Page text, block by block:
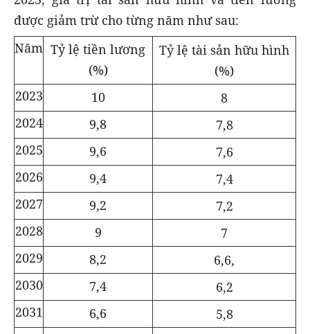
được giảm trừ cho từng năm như sau:
Năm Tỷ lệ tiền lương
(%)
Tỷ lệ tài sản hữu hình
(%)
2023
10
8
2024
9,8
7,8
2025
9,6
7,6
2026
9,4
7,4
2027
9,2
7,2
2028
9
7
2029
8,2
6,6,
2030
7,4
6,2
2031
6,6
5,8